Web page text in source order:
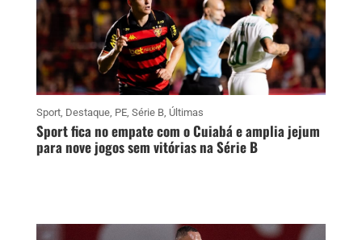
Sport, Destaque, PE, Série B, Últimas
Sport fica no empate com o Cuiabá e amplia jejum
para nove jogos sem vitórias na Série B